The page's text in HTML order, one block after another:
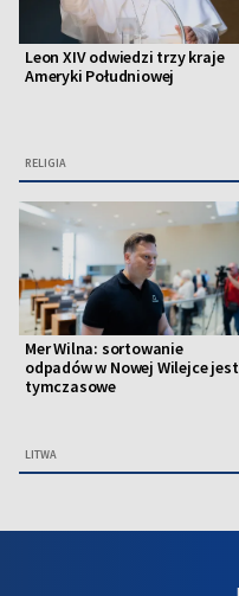
Leon XIV odwiedzi trzy kraje
Ameryki Południowej
RELIGIA
Mer Wilna: sortowanie
odpadów w Nowej Wilejce jest
tymczasowe
LITWA